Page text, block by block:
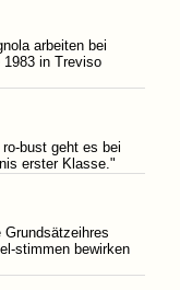
arbeiten bei
in Treviso
bust geht es bei
erster Klasse."
stimmen bewirken